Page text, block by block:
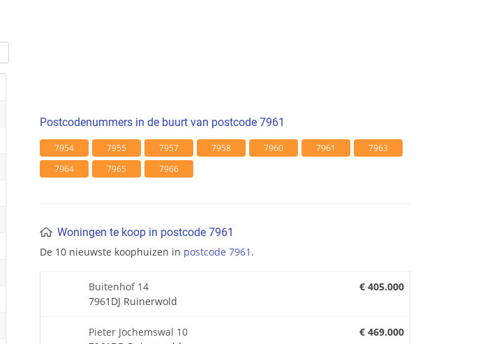
Postcodenummers in de buurt van postcode 7961
7954 7955 7957 7958 7960 7961
7963
7964
7965 7966
Woningen te koop in postcode 7961
De 10 nieuwste koophuizen in postcode 7961 .
Buitenhof 14
7961DJ Ruinerwold
€ 405.000
Pieter Jochemswal 10
€ 469.000